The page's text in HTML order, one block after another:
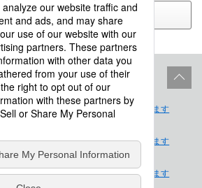
戻る
サイトポリシー
事項